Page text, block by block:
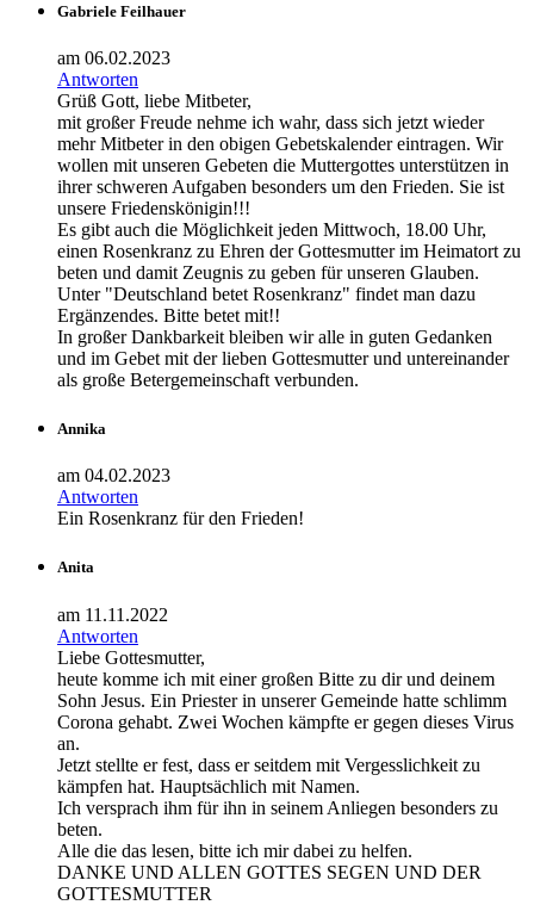
Gabriele Feilhauer
am 06.02.2023
Antworten
Grüß Gott, liebe Mitbeter,
mit großer Freude nehme ich wahr, dass sich jetzt wieder
mehr Mitbeter in den obigen Gebetskalender eintragen. Wir
wollen mit unseren Gebeten die Muttergottes unterstützen in
ihrer schweren Aufgaben besonders um den Frieden. Sie ist
unsere Friedenskönigin!!!
Es gibt auch die Möglichkeit jeden Mittwoch, 18.00 Uhr,
einen Rosenkranz zu Ehren der Gottesmutter im Heimatort zu
beten und damit Zeugnis zu geben für unseren Glauben.
Unter "Deutschland betet Rosenkranz" findet man dazu
Ergänzendes. Bitte betet mit!!
In großer Dankbarkeit bleiben wir alle in guten Gedanken
und im Gebet mit der lieben Gottesmutter und untereinander
als große Betergemeinschaft verbunden.
Annika
am 04.02.2023
Antworten
Ein Rosenkranz für den Frieden!
Anita
am 11.11.2022
Antworten
Liebe Gottesmutter,
heute komme ich mit einer großen Bitte zu dir und deinem
Sohn Jesus. Ein Priester in unserer Gemeinde hatte schlimm
Corona gehabt. Zwei Wochen kämpfte er gegen dieses Virus
an.
Jetzt stellte er fest, dass er seitdem mit Vergesslichkeit zu
kämpfen hat. Hauptsächlich mit Namen.
Ich versprach ihm für ihn in seinem Anliegen besonders zu
beten.
Alle die das lesen, bitte ich mir dabei zu helfen.
DANKE UND ALLEN GOTTES SEGEN UND DER
GOTTESMUTTER